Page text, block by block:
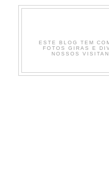
ESTE BLOG TEM
FOTOS GIRAS E
NOSSOS